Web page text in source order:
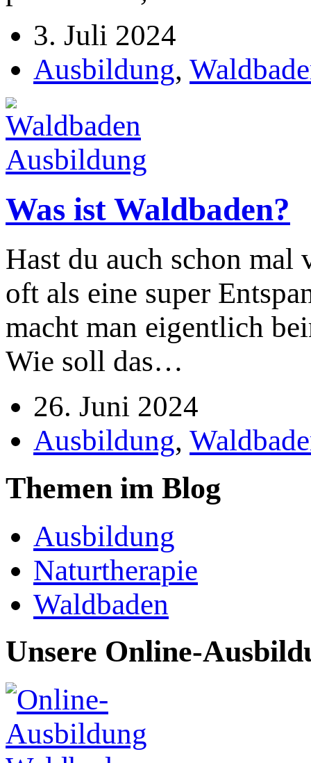
3. Juli 2024
Ausbildung,
Was ist Waldbaden?
Hast du auch schon mal
oft als eine super
macht man eigentlich
Wie soll das…
26. Juni 2024
Ausbildung,
Themen im Blog
Ausbildung
Naturtherapie
Waldbaden
Unsere Online-